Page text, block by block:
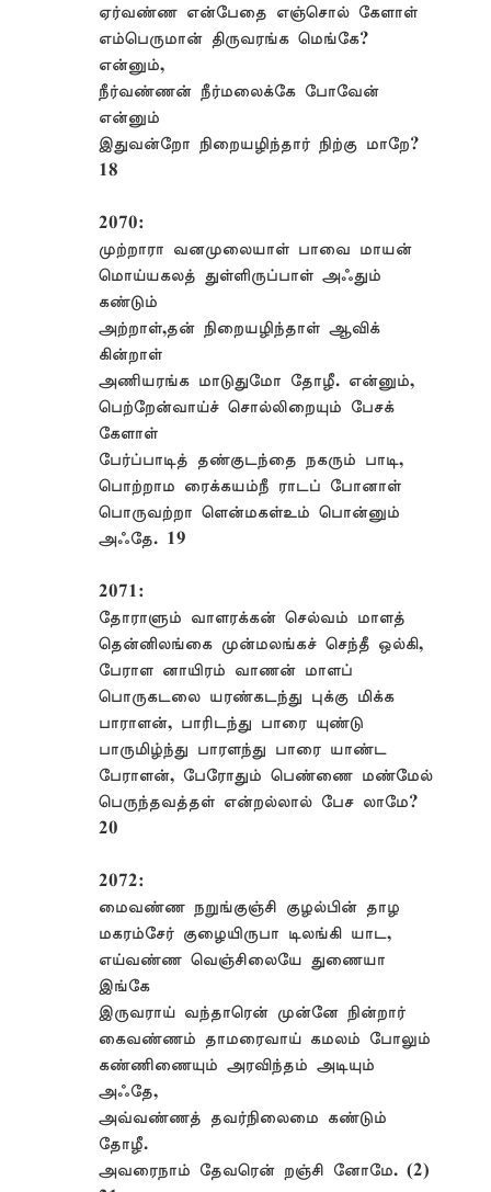
ஏர்வண்ண என்பேதை எஞ்சொல் கேளாள்
எம்பெருமான் திருவரங்க மெங்கே?
என்னும்,
நீர்வண்ணன் நீர்மலைக்கே போவேன்
என்னும்
இதுவன்றோ நிறையழிந்தார் நிற்கு மாறே?
18
2070:
முற்றாரா வனமுலையாள் பாவை மாயன்
மொய்யகலத் துள்ளிருப்பாள் அஃதும்
கண்டும்
அற்றாள்,தன் நிறையழிந்தாள் ஆவிக்
கின்றாள்
அணியரங்க மாடுதுமோ தோழீ. என்னும்,
பெற்றேன்வாய்ச் சொல்லிறையும் பேசக்
கேளாள்
பேர்ப்பாடித் தண்குடந்தை நகரும் பாடி,
பொற்றாம ரைக்கயம்நீ ராடப் போனாள்
பொருவற்றா ளென்மகள்உம் பொன்னும்
அஃதே. 19
2071:
தோராளும் வாளரக்கன் செல்வம் மாளத்
தென்னிலங்கை முன்மலங்கச் செந்தீ ஒல்கி,
பேராள னாயிரம் வாணன் மாளப்
பொருகடலை யரண்கடந்து புக்கு மிக்க
பாராளன், பாரிடந்து பாரை யுண்டு
பாருமிழ்ந்து பாரளந்து பாரை யாண்ட
பேராளன், பேரோதும் பெண்ணை மண்மேல்
பெருந்தவத்தள் என்றல்லால் பேச லாமே?
20
2072:
மைவண்ண நறுங்குஞ்சி குழல்பின் தாழ
மகரம்சேர் குழையிருபா டிலங்கி யாட,
எய்வண்ண வெஞ்சிலையே துணையா
இங்கே
இருவராய் வந்தாரென் முன்னே நின்றார்
கைவண்ணம் தாமரைவாய் கமலம் போலும்
கண்ணிணையும் அரவிந்தம் அடியும்
அஃதே,
அவ்வண்ணத் தவர்நிலைமை கண்டும்
தோழீ.
அவரைநாம் தேவரென் றஞ்சி னோமே. (2)